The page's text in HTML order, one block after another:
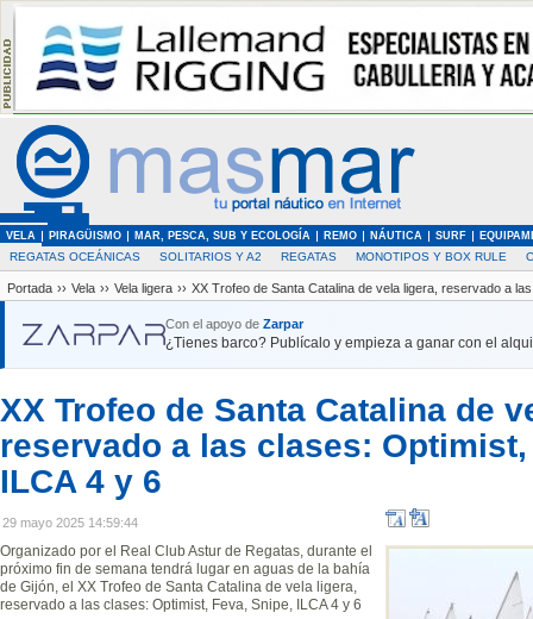
VELA PIRAGÜISMO MAR, PESCA, SUB Y ECOLOGÍA REMO NÁUTICA SURF
REGATAS OCEÁNICAS SOLITARIOS Y A2 REGATAS MONOTIPOS Y BOX RULE
Portada ›› Vela ›› Vela ligera ›› XX Trofeo de Santa Catalina de vela ligera, reservado a
Con el apoyo de Zarpar
¿Tienes barco? Publícalo y empieza a ganar con el
XX Trofeo de Santa Catalina de
reservado a las clases:
ILCA 4 y 6
29 mayo 2025 14:59:44
Organizado por el Real Club Astur de Regatas, durante el
próximo fin de semana tendrá lugar en aguas de la bahía
de Gijón, el XX Trofeo de Santa Catalina de vela ligera,
reservado a las clases: Optimist, Feva, Snipe, ILCA 4 y 6